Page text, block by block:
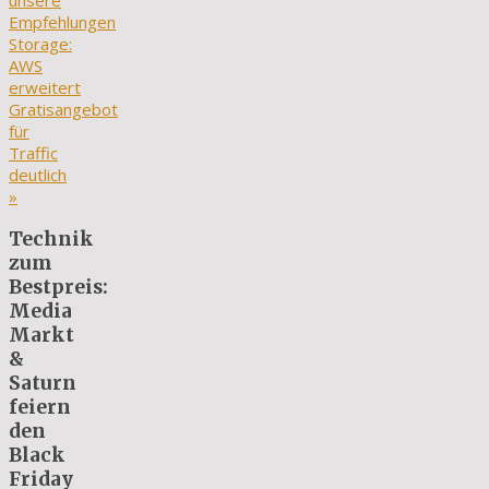
Empfehlungen
Storage:
AWS
erweitert
Gratisangebot
für
Traffic
deutlich
»
Technik
zum
Bestpreis:
Media
Markt
&
Saturn
feiern
den
Black
Friday